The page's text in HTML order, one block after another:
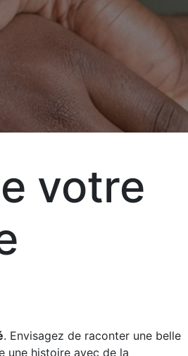
Offre :
Ajouter à
Expédition le
Louez une
votre
Délais de
Assistance
Livraison :
votre
. Envisagez de raconter une belle
une histoire avec de la